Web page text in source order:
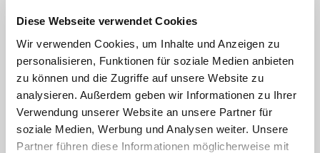
Diese Webseite verwendet Cookies
Wir verwenden Cookies, um Inhalte und Anzeigen zu
personalisieren, Funktionen für soziale Medien anbieten
zu können und die Zugriffe auf unsere Website zu
analysieren. Außerdem geben wir Informationen zu Ihrer
Verwendung unserer Website an unsere Partner für
soziale Medien, Werbung und Analysen weiter. Unsere
Partner führen diese Informationen möglicherweise mit
Kurz-Beschreibung
Sonstige Informationen
Inhalt
Abschluss